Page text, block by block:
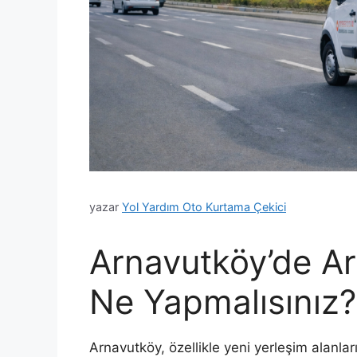
yazar Yol Yardım Oto Kurtama Çekici
Arnavutköy’de
Ne Yapmalısınız?
Arnavutköy, özellikle yeni yerleşim